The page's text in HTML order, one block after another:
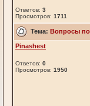
Ответов: 3
Просмотров: 1711
Тема: Вопросы
Pinashest
Ответов: 0
Просмотров: 1950